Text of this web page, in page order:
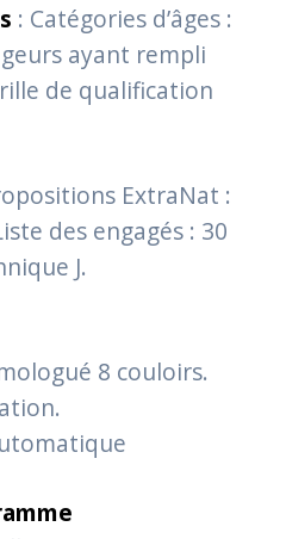
: Catégories d’âges :
ayant rempli
de qualification
ExtraNat :
des engagés : 30
J.
8 couloirs.